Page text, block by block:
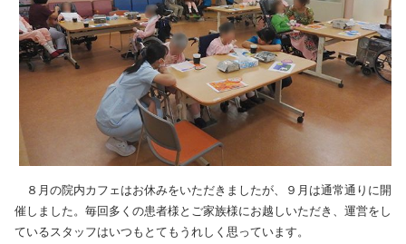
８月の院内カフェはお休みをいただきましたが、９月は通常通りに開
催しました。毎回多くの患者様とご家族様にお越しいただき、運営をし
ているスタッフはいつもとてもうれしく思っています。